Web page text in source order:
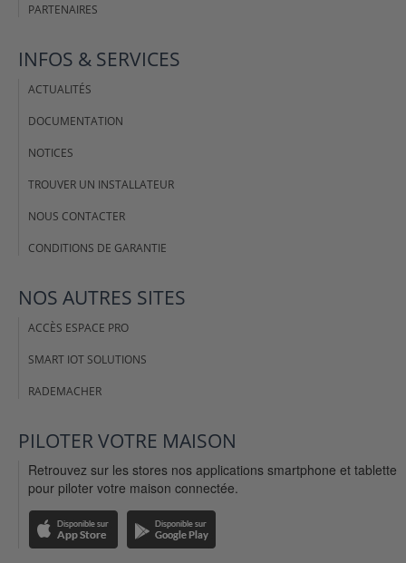
PARTENAIRES
INFOS & SERVICES
ACTUALITÉS
DOCUMENTATION
NOTICES
TROUVER UN INSTALLATEUR
NOUS CONTACTER
CONDITIONS DE GARANTIE
NOS AUTRES SITES
ACCÈS ESPACE PRO
SMART IOT SOLUTIONS
RADEMACHER
PILOTER VOTRE MAISON
Retrouvez sur les stores nos applications smartphone et tablette
pour piloter votre maison connectée.